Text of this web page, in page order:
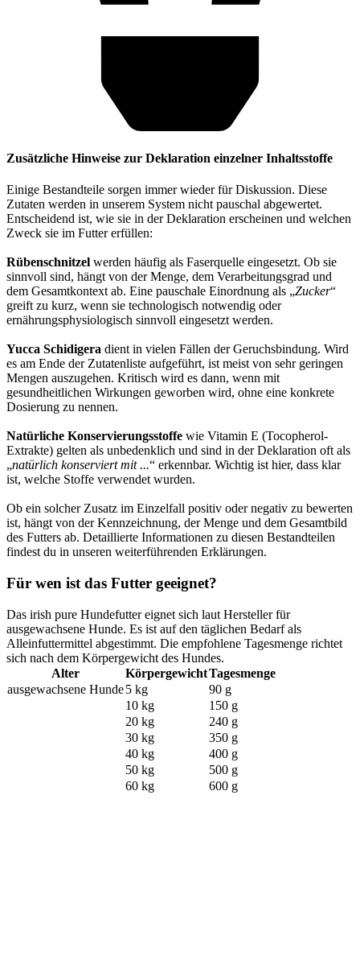
Zusätzliche Hinweise zur Deklaration einzelner Inhaltsstoffe
Einige Bestandteile sorgen immer wieder für Diskussion. Diese
Zutaten werden in unserem System nicht pauschal abgewertet.
Entscheidend ist, wie sie in der Deklaration erscheinen und welchen
Zweck sie im Futter erfüllen:
Rübenschnitzel werden häufig als Faserquelle eingesetzt. Ob sie
sinnvoll sind, hängt von der Menge, dem Verarbeitungsgrad und
dem Gesamtkontext ab. Eine pauschale Einordnung als „Zucker“
greift zu kurz, wenn sie technologisch notwendig oder
ernährungsphysiologisch sinnvoll eingesetzt werden.
Yucca Schidigera dient in vielen Fällen der Geruchsbindung. Wird
es am Ende der Zutatenliste aufgeführt, ist meist von sehr geringen
Mengen auszugehen. Kritisch wird es dann, wenn mit
gesundheitlichen Wirkungen geworben wird, ohne eine konkrete
Dosierung zu nennen.
Natürliche Konservierungsstoffe wie Vitamin E (Tocopherol-
Extrakte) gelten als unbedenklich und sind in der Deklaration oft als
„natürlich konserviert mit ...“ erkennbar. Wichtig ist hier, dass klar
ist, welche Stoffe verwendet wurden.
Ob ein solcher Zusatz im Einzelfall positiv oder negativ zu bewerten
ist, hängt von der Kennzeichnung, der Menge und dem Gesamtbild
des Futters ab. Detaillierte Informationen zu diesen Bestandteilen
findest du in unseren weiterführenden Erklärungen.
Für wen ist das Futter geeignet?
Das irish pure Hundefutter eignet sich laut Hersteller für
ausgewachsene Hunde. Es ist auf den täglichen Bedarf als
Alleinfuttermittel abgestimmt. Die empfohlene Tagesmenge richtet
sich nach dem Körpergewicht des Hundes.
Alter
KörpergewichtTagesmenge
ausgewachsene Hunde5 kg
90 g
10 kg
150 g
20 kg
240 g
30 kg
350 g
40 kg
400 g
50 kg
500 g
60 kg
600 g